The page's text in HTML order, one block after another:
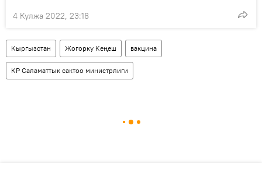
4 Кулжа 2022, 23:18
Кыргызстан Жогорку Кеңеш вакцина
КР Саламаттык сактоо министрлиги